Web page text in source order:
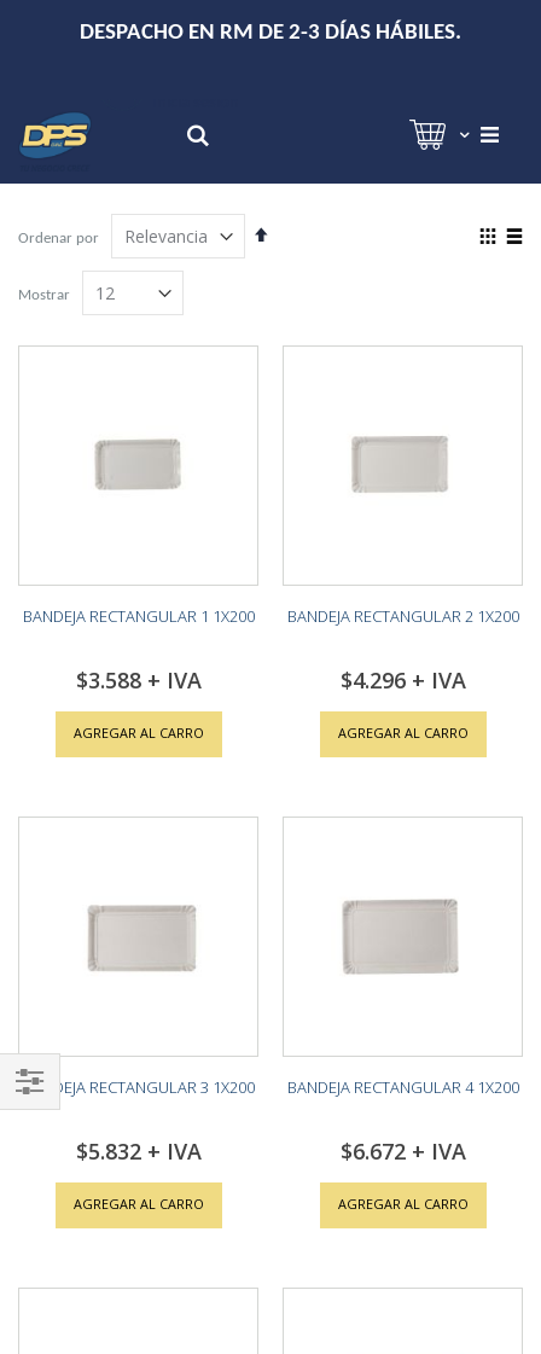
DESPACHO EN RM DE 2-3 DÍAS HÁBILES.
Ordenar por
Establecer
View
Mostrar
BANDEJA RECTANGULAR 1 1X200
$3.588
AGREGAR AL CARRO
BANDEJA RECTANGULAR 2 1X200
$4.296
AGREGAR AL CARRO
BANDEJA RECTANGULAR 3 1X200
$5.832
AGREGAR AL CARRO
BANDEJA RECTANGULAR 4 1X200
$6.672
AGREGAR AL CARRO
Shop